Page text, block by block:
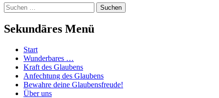
Zum
Inhalt
springen
Suchen
Suchen
nach:
Sekundäres Menü
Zum
Inhalt
springen
Start
Wunderbares …
Kraft des Glaubens
Anfechtung des Glaubens
Bewahre deine Glaubensfreude!
Über uns